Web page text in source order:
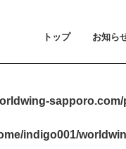
トップ お知ら
お知ら
メディ
indigo001/